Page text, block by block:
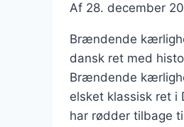
Af 28. december
Brændende
dansk ret med
Brændende
elsket klassisk ret i
har rødder tilbage